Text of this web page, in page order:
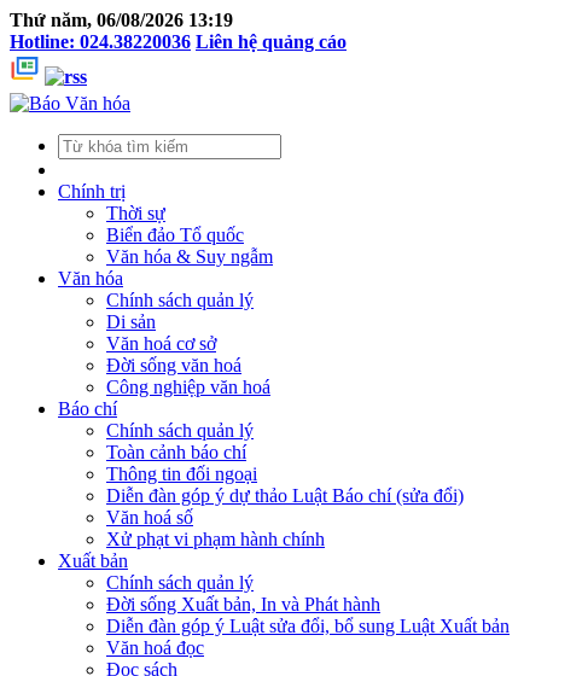
Thứ năm, 06/08/2026 13:19
Hotline: 024.38220036 Liên hệ quảng cáo
Chính trị
Thời sự
Biển đảo Tổ quốc
Văn hóa & Suy ngẫm
Văn hóa
Chính sách quản lý
Di sản
Văn hoá cơ sở
Đời sống văn hoá
Công nghiệp văn hoá
Báo chí
Chính sách quản lý
Toàn cảnh báo chí
Thông tin đối ngoại
Diễn đàn góp ý dự thảo Luật Báo chí (sửa đổi)
Văn hoá số
Xử phạt vi phạm hành chính
Xuất bản
Chính sách quản lý
Đời sống Xuất bản, In và Phát hành
Diễn đàn góp ý Luật sửa đổi, bổ sung Luật Xuất bản
Văn hoá đọc
Đọc sách